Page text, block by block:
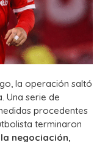
la operación saltó
Una serie de
procedentes
terminaron
negociación,